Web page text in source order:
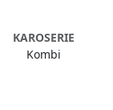
KAROSERIE
Kombi